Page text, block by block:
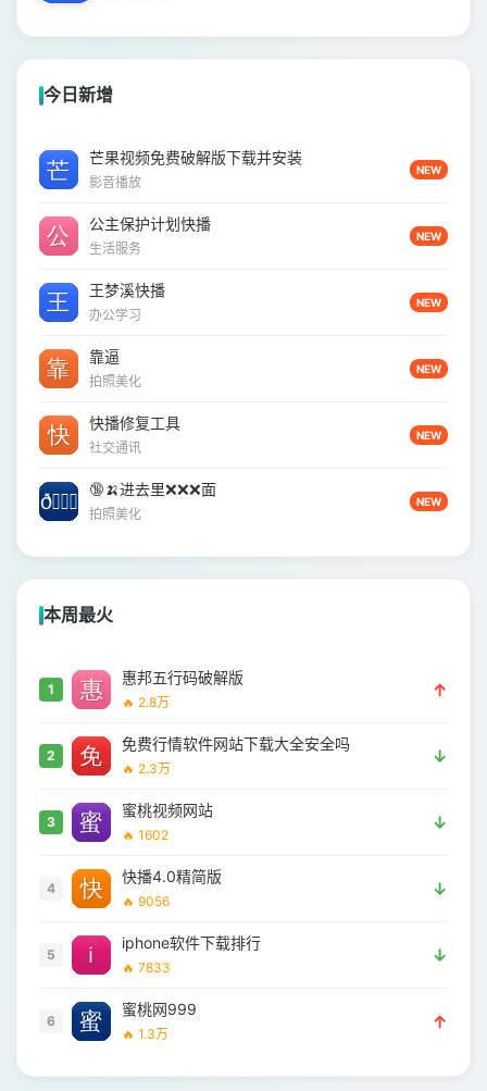
今日新增
芒果视频免费破解版下载并安装
影音播放
NEW
公主保护计划快播
生活服务
NEW
王梦溪快播
办公学习
NEW
靠逼
拍照美化
NEW
快播修复工具
社交通讯
NEW
🔞🍌进去里❌❌❌面
拍照美化
NEW
本周最火
1
惠邦五行码破解版
🔥 2.8万
↑
2
免费行情软件网站下载大全安全吗
🔥 2.3万
↓
3
蜜桃视频网站
🔥 1602
↓
4
快播4.0精简版
🔥 9056
↓
5
iphone软件下载排行
🔥 7833
↓
6
蜜桃网999
🔥 1.3万
↑